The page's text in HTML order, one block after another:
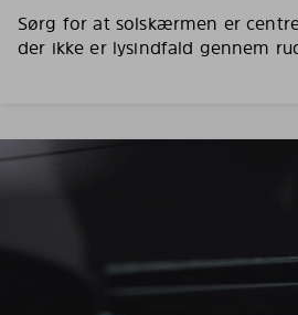
Sørg for at solskærmen er
der ikke er lysindfald gennem